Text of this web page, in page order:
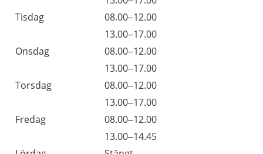
Tisdag
08.00–12.00
13.00–17.00
Onsdag
08.00–12.00
13.00–17.00
Torsdag
08.00–12.00
13.00–17.00
Fredag
08.00–12.00
13.00–14.45